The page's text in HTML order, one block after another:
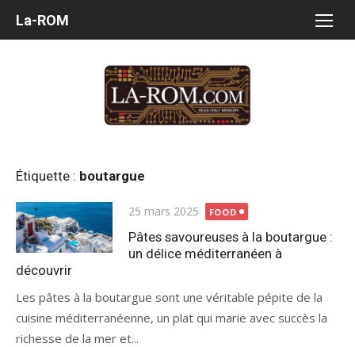
La-ROM
Étiquette : boutargue
Publié
le
25 mars 2025 FOOD
Pâtes savoureuses à la boutargue :
un délice méditerranéen à
découvrir
Les pâtes à la boutargue sont une véritable pépite de la
cuisine méditerranéenne, un plat qui marie avec succès la
richesse de la mer et...